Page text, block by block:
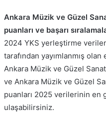
Ankara Müzik ve Güzel
puanları ve başarı
2024 YKS yerleştirme
tarafından yayımlanmış
Ankara Müzik ve Güzel
ve Ankara Müzik ve Güzel
puanları 2025 verilerinin en
ulaşabilirsiniz.